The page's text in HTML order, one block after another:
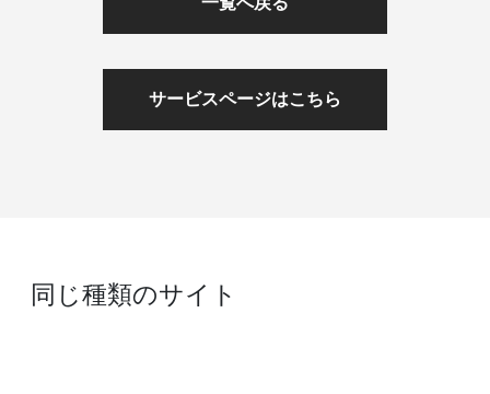
サービスページはこちら
同じ種類のサイト